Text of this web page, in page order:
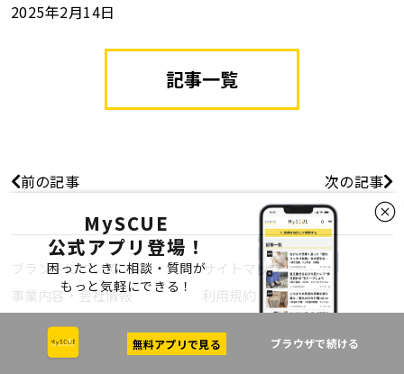
2025年2月14日
記事一覧
前の記事 次の記事
MySCUE
公式アプリ登場！
困ったときに相談・質問が
もっと気軽にできる！
無料アプリで見る ブラウザで続ける
ブランドについて
事業内容・会社情報
サイトマップ
利用規約
よくあるご質問